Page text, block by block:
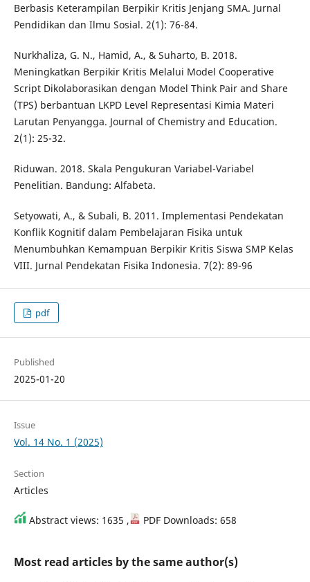
Berbasis Keterampilan Berpikir Kritis Jenjang SMA. Jurnal
Pendidikan dan Ilmu Sosial. 2(1): 76-84.
Nurkhaliza, G. N., Hamid, A., & Suharto, B. 2018.
Meningkatkan Berpikir Kritis Melalui Model Cooperative
Script Dikolaborasikan dengan Model Think Pair and Share
(TPS) berbantuan LKPD Level Representasi Kimia Materi
Larutan Penyangga. Journal of Chemistry and Education.
2(1): 25-32.
Riduwan. 2018. Skala Pengukuran Variabel-Variabel
Penelitian. Bandung: Alfabeta.
Setyowati, A., & Subali, B. 2011. Implementasi Pendekatan
Konflik Kognitif dalam Pembelajaran Fisika untuk
Menumbuhkan Kemampuan Berpikir Kritis Siswa SMP Kelas
VIII. Jurnal Pendekatan Fisika Indonesia. 7(2): 89-96
pdf
Published
2025-01-20
Issue
Vol. 14 No. 1 (2025)
Section
Articles
Abstract views: 1635 , PDF Downloads: 658
Most read articles by the same author(s)